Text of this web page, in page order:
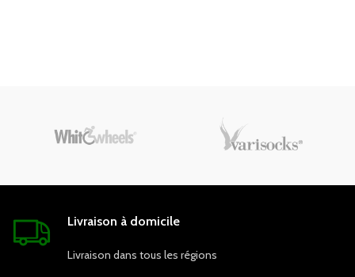
Livraison à domicile
Livraison dans tous les régions